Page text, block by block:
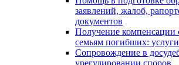
заявлений, жалоб,
документов
Получение компенсации
семьям погибших:
Сопровождение в
урегулировании споров